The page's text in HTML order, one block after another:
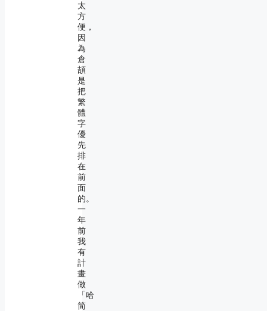
太
方
便，
因
為
倉
頡
是
把
繁
體
字
優
先
排
在
前
面
的。
一
年
前
我
有
計
畫
做
「哈
简